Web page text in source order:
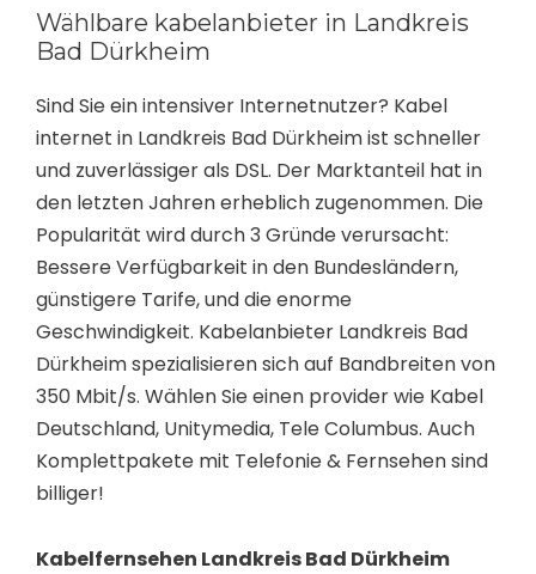
Wählbare kabelanbieter in Landkreis
Bad Dürkheim
Sind Sie ein intensiver Internetnutzer? Kabel
internet in Landkreis Bad Dürkheim ist schneller
und zuverlässiger als DSL. Der Marktanteil hat in
den letzten Jahren erheblich zugenommen. Die
Popularität wird durch 3 Gründe verursacht:
Bessere Verfügbarkeit in den Bundesländern,
günstigere Tarife, und die enorme
Geschwindigkeit. Kabelanbieter Landkreis Bad
Dürkheim spezialisieren sich auf Bandbreiten von
350 Mbit/s. Wählen Sie einen provider wie Kabel
Deutschland, Unitymedia, Tele Columbus. Auch
Komplettpakete mit Telefonie & Fernsehen sind
billiger!
Kabelfernsehen Landkreis Bad Dürkheim